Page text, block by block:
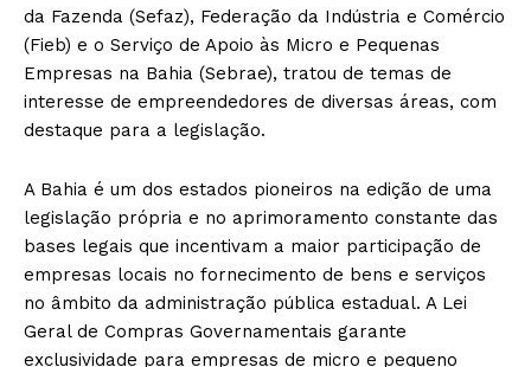
da Fazenda (Sefaz), Federação da Indústria e Comércio
(Fieb) e o Serviço de Apoio às Micro e Pequenas
Empresas na Bahia (Sebrae), tratou de temas de
interesse de empreendedores de diversas áreas, com
destaque para a legislação.
A Bahia é um dos estados pioneiros na edição de uma
legislação própria e no aprimoramento constante das
bases legais que incentivam a maior participação de
empresas locais no fornecimento de bens e serviços
no âmbito da administração pública estadual. A Lei
Geral de Compras Governamentais garante
exclusividade para empresas de micro e pequeno